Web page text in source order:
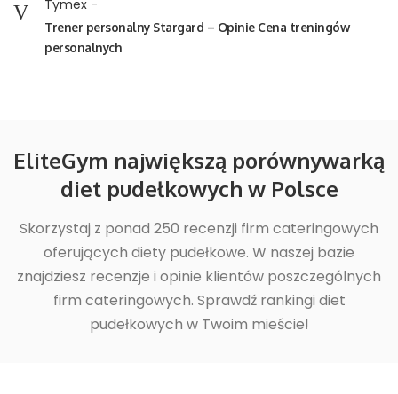
Tymex -
Trener personalny Stargard – Opinie Cena treningów
personalnych
EliteGym największą porównywarką
diet pudełkowych w Polsce
Skorzystaj z ponad 250 recenzji firm cateringowych
oferujących diety pudełkowe. W naszej bazie
znajdziesz recenzje i opinie klientów poszczególnych
firm cateringowych. Sprawdź rankingi diet
pudełkowych w Twoim mieście!